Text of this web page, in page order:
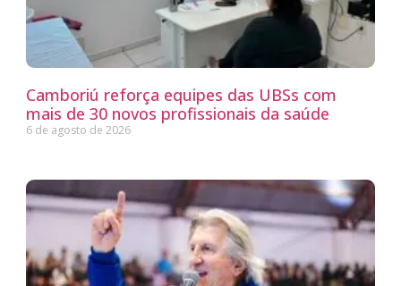
Camboriú reforça equipes das UBSs com
mais de 30 novos profissionais da saúde
6 de agosto de 2026